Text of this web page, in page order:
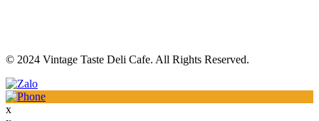
© 2024 Vintage Taste Deli Cafe. All Rights Reserved.
x